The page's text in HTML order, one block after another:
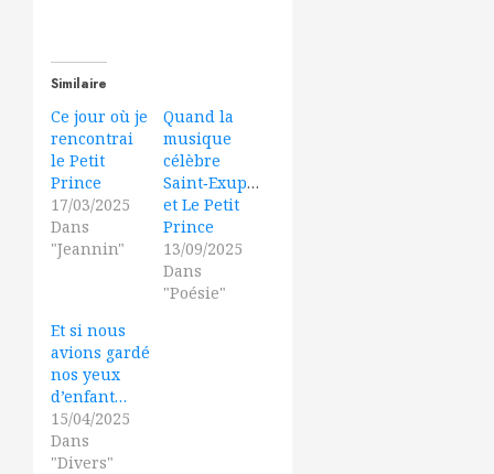
Similaire
Ce jour où je
rencontrai
le Petit
Prince
17/03/2025
Dans
"Jeannin"
Quand la
musique
célèbre
Saint‑Exupéry
et Le Petit
Prince
13/09/2025
Dans
"Poésie"
Et si nous
avions gardé
nos yeux
d’enfant…
15/04/2025
Dans
"Divers"